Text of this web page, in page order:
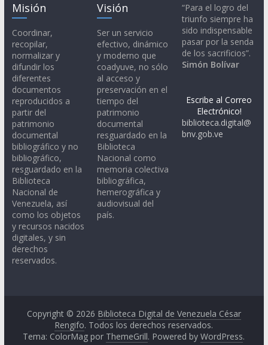
Misión
Coordinar,
recopilar,
normalizar y
difundir los
diferentes
documentos
reproducidos a
partir del
patrimonio
documental
bibliográfico y no
bibliográfico,
resguardado en la
Biblioteca
Nacional de
Venezuela, así
como los objetos
y recursos nacidos
digitales, y sin
derechos
reservados.
Visión
Ser un servicio
efectivo, dinámico
y moderno que
coadyuve, no sólo
al acceso y
preservación en el
tiempo del
patrimonio
documental
resguardado en la
Biblioteca
Nacional como
memoria colectiva
bibliográfica,
hemerográfica y
audiovisual del
país.
“Para el logro del
triunfo siempre ha
sido indispensable
pasar por la senda
de los sacrificios”.
Simón Bolívar
Escribe al Correo
Electrónico!
biblioteca.digital@
bnv.gob.ve
Copyright © 2026 Biblioteca Digital de Venezuela César
Rengifo. Todos los derechos reservados.
Tema: ColorMag por ThemeGrill. Powered byWordPress.